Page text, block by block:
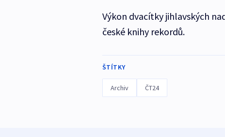
Výkon dvacítky jihlavských
české knihy rekordů.
ŠTÍTKY
Archiv ČT24